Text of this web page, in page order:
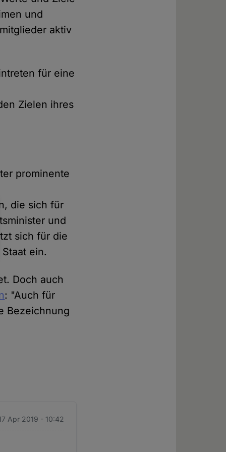
und
aktiv
für eine
Zielen ihres
prominente
die sich für
und
sich für die
ein.
Doch auch
: "Auch für
Bezeichnung
Apr 2019 - 10:42